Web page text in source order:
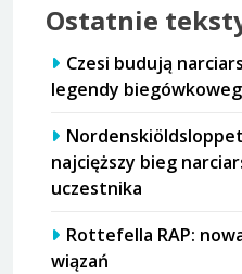
Ostatnie
Czesi budują
legendy
najcięższy bieg
uczestnika
Rottefella RAP:
wiązań